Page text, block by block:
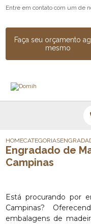
Entre em contato com um de
Faça seu orçamento
mesmo
HOMECATEGORIAS
Engradado de
Campinas
Está procurando por
Campinas?
embalagens de